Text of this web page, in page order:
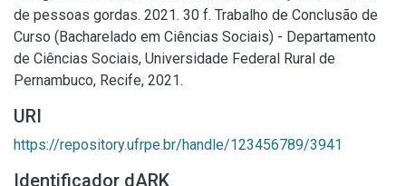
de pessoas gordas. 2021. 30 f. Trabalho de Conclusão de
Curso (Bacharelado em Ciências Sociais) - Departamento
de Ciências Sociais, Universidade Federal Rural de
Pernambuco, Recife, 2021.
URI
https://repository.ufrpe.br/handle/123456789/3941
Identificador dARK